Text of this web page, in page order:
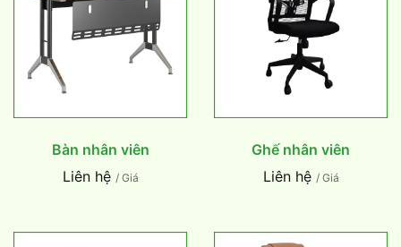
Bàn nhân viên
Liên hệ / Giá
Ghế nhân viên
Liên hệ / Giá